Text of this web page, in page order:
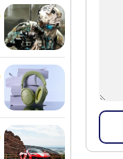
تور جهانی
از روسیه به
سرمربی
شاگردانم
در ناگویا داریم
اولین اردوی
با همتایان چینی